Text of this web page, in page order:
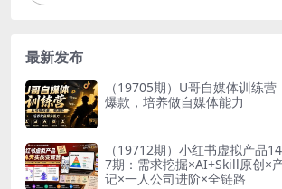
最新发布
（19705期）U哥自媒体训练
爆款，培养做自媒体能力
（19712期）小红书虚拟产品
7期：需求挖掘×AI+Skill原创×
记×一人公司进阶×全链路